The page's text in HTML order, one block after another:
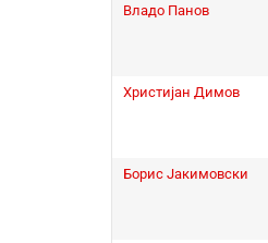
Владо Панов
Христијан Димов
Борис Јакимовски